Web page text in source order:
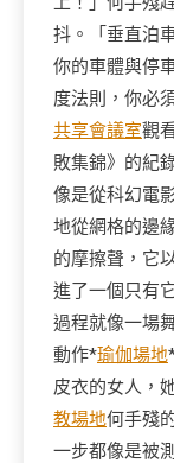
抖。「垂直泊
你的車體與停
度法則，你必
共享會議室觀
敗集錦》的紀
像是從科幻電
地從網格的邊
的摩擦聲，它
進了一個只有
過程就像一場
動作*瑜伽場地
皮衣的女人，
教場地何手殘
一步都像是被